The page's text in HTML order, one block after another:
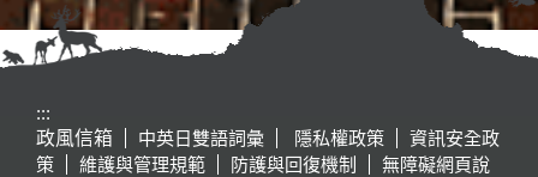
:::
政風信箱
中英日雙語詞彙 隱私權政策
資訊安全政
策
維護與管理規範 防護與回復機制
無障礙網頁說